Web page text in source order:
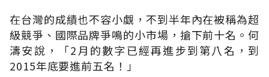
在台灣的成績也不容小覷，不到半年內在被稱為超
級競爭、國際品牌爭鳴的小市場，搶下前十名。何
濤安說，「2月的數字已經再進步到第八名，到
2015年底要進前五名！」